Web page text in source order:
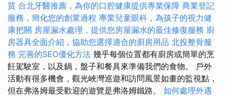
質 台北牙醫推薦，為你的口腔健康提供專業保障 商業登記
服務，簡化您的創業過程 專業兒童眼科，為孩子的視力健
康把關 房屋漏水處理，提供您房屋漏水的最佳修復服務 廚
房器具全面介紹，協助您選擇適合的廚房用品 北投整骨服
務 完善的SEO優化方法 幾乎每個位置都有廚房或簡單的烹
飪駕駛室，以及鍋，盤子和餐具來準備我們的食物。 戶外
活動有很多機會，觀光峽灣巡遊和訪問風景如畫的監視點，
但在弗洛姆最受歡迎的遊覽是弗洛姆鐵路。 如何處理外遇